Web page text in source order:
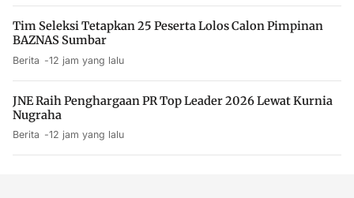
Tim Seleksi Tetapkan 25 Peserta Lolos Calon Pimpinan
BAZNAS Sumbar
Berita 12 jam yang lalu
JNE Raih Penghargaan PR Top Leader 2026 Lewat Kurnia
Nugraha
Berita 12 jam yang lalu